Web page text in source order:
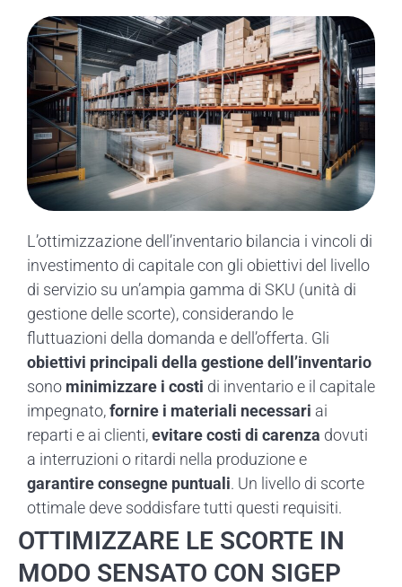
L’ottimizzazione dell’inventario bilancia i vincoli di
investimento di capitale con gli obiettivi del livello
di servizio su un’ampia gamma di SKU (unità di
gestione delle scorte), considerando le
fluttuazioni della domanda e dell’offerta. Gli
obiettivi principali della gestione dell’inventario
sono minimizzare i costi di inventario e il capitale
impegnato,fornire i materiali necessari ai
reparti e ai clienti,evitare costi di carenza dovuti
a interruzioni o ritardi nella produzione e
garantire consegne puntuali. Un livello di scorte
ottimale deve soddisfare tutti questi requisiti.
OTTIMIZZARE LE SCORTE IN
MODO SENSATO CON SIGEP